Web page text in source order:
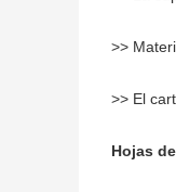
>>
>> El
Hojas